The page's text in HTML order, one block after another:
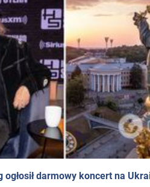
ogłosił darmowy koncert na